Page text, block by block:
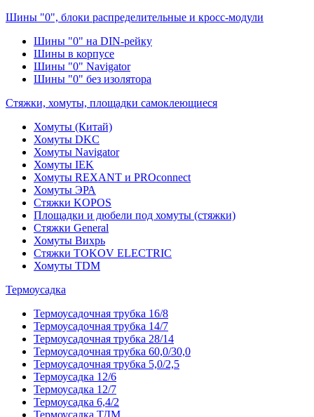
Шины "0", блоки распределительные и кросс-модули
Шины "0" на DIN-рейку
Шины в корпусе
Шины "0" Navigator
Шины "0" без изолятора
Стяжки, хомуты, площадки самоклеющиеся
Хомуты (Китай)
Хомуты DKC
Хомуты Navigator
Хомуты IEK
Хомуты REXANT и PROconnect
Хомуты ЭРА
Стяжки KOPOS
Площадки и дюбели под хомуты (стяжки)
Стяжки General
Хомуты Вихрь
Стяжки TOKOV ELECTRIC
Хомуты TDM
Термоусадка
Термоусадочная трубка 16/8
Термоусадочная трубка 14/7
Термоусадочная трубка 28/14
Термоусадочная трубка 60,0/30,0
Термоусадочная трубка 5,0/2,5
Термоусадка 12/6
Термоусадка 12/7
Термоусадка 6,4/2
Термоусадка ТДМ